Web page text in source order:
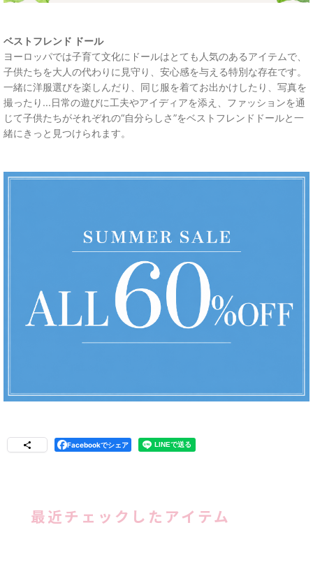
ベストフレンド ドール
ヨーロッパでは子育て文化にドールはとても人気のあるアイテムで、
子供たちを大人の代わりに見守り、安心感を与える特別な存在です。
一緒に洋服選びを楽しんだり、同じ服を着てお出かけしたり、写真を
撮ったり...日常の遊びに工夫やアイディアを添え、ファッションを通
じて子供たちがそれぞれの“自分らしさ”をベストフレンドドールと一
緒にきっと見つけられます。
Facebookでシェア
最近チェックしたアイテム